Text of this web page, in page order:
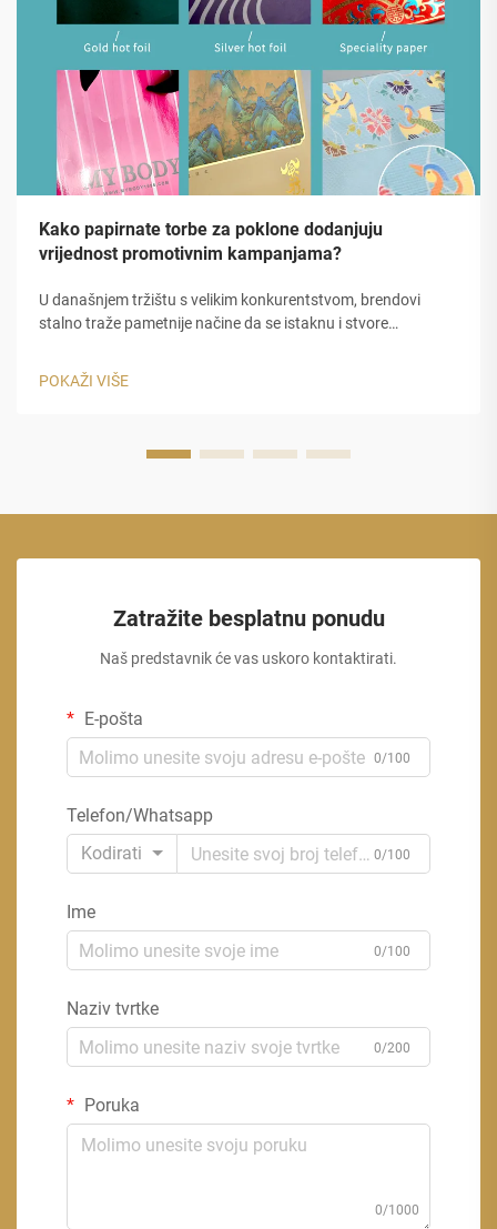
Kako papirnate torbe za poklone dodanjuju
vrijednost promotivnim kampanjama?
U današnjem tržištu s velikim konkurentstvom, brendovi
stalno traže pametnije načine da se istaknu i stvore
od samo popusta ili digitalnih oglasa zahtijevaju fizičke točke
POKAŽI VIŠE
Zatražite besplatnu ponudu
Naš predstavnik će vas uskoro kontaktirati.
E-pošta
0/100
Telefon/Whatsapp
Kodirati
0/100
Ime
0/100
Naziv tvrtke
0/200
Poruka
0/1000